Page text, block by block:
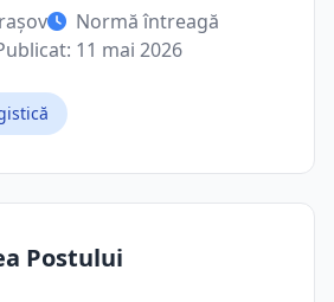
Normă întreagă
11 mai 2026
Postului